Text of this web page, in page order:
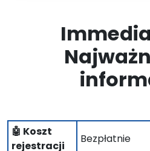
🤖 Koszt
rejestracji
Bezpłatnie